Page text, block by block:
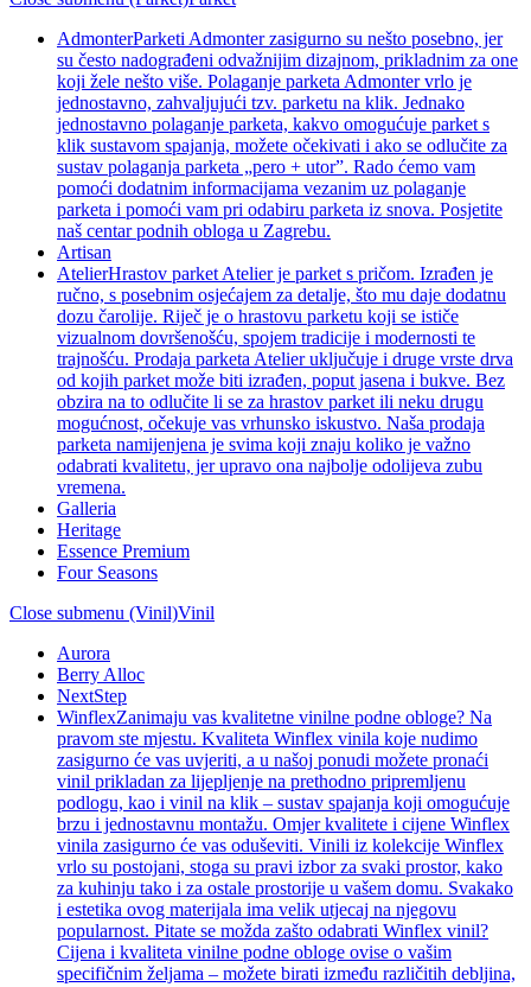
AdmonterParketi Admonter zasigurno su nešto posebno, jer
su često nadograđeni odvažnijim dizajnom, prikladnim za one
koji žele nešto više. Polaganje parketa Admonter vrlo je
jednostavno, zahvaljujući tzv. parketu na klik. Jednako
jednostavno polaganje parketa, kakvo omogućuje parket s
klik sustavom spajanja, možete očekivati i ako se odlučite za
sustav polaganja parketa „pero + utor”. Rado ćemo vam
pomoći dodatnim informacijama vezanim uz polaganje
parketa i pomoći vam pri odabiru parketa iz snova. Posjetite
naš centar podnih obloga u Zagrebu.
Artisan
AtelierHrastov parket Atelier je parket s pričom. Izrađen je
ručno, s posebnim osjećajem za detalje, što mu daje dodatnu
dozu čarolije. Riječ je o hrastovu parketu koji se ističe
vizualnom dovršenošću, spojem tradicije i modernosti te
trajnošću. Prodaja parketa Atelier uključuje i druge vrste drva
od kojih parket može biti izrađen, poput jasena i bukve. Bez
obzira na to odlučite li se za hrastov parket ili neku drugu
mogućnost, očekuje vas vrhunsko iskustvo. Naša prodaja
parketa namijenjena je svima koji znaju koliko je važno
odabrati kvalitetu, jer upravo ona najbolje odolijeva zubu
vremena.
Galleria
Heritage
Essence Premium
Four Seasons
Close submenu (Vinil)Vinil
Aurora
Berry Alloc
NextStep
WinflexZanimaju vas kvalitetne vinilne podne obloge? Na
pravom ste mjestu. Kvaliteta Winflex vinila koje nudimo
zasigurno će vas uvjeriti, a u našoj ponudi možete pronaći
vinil prikladan za lijepljenje na prethodno pripremljenu
podlogu, kao i vinil na klik – sustav spajanja koji omogućuje
brzu i jednostavnu montažu. Omjer kvalitete i cijene Winflex
vinila zasigurno će vas oduševiti. Vinili iz kolekcije Winflex
vrlo su postojani, stoga su pravi izbor za svaki prostor, kako
za kuhinju tako i za ostale prostorije u vašem domu. Svakako
i estetika ovog materijala ima velik utjecaj na njegovu
popularnost. Pitate se možda zašto odabrati Winflex vinil?
Cijena i kvaliteta vinilne podne obloge ovise o vašim
specifičnim željama – možete birati između različitih debljina,